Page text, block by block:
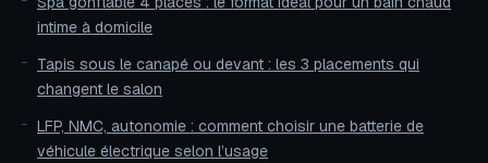
intime à domicile
Tapis sous le canapé ou devant : les 3 placements qui
changent le salon
LFP, NMC, autonomie : comment choisir une batterie de
véhicule électrique selon l’usage